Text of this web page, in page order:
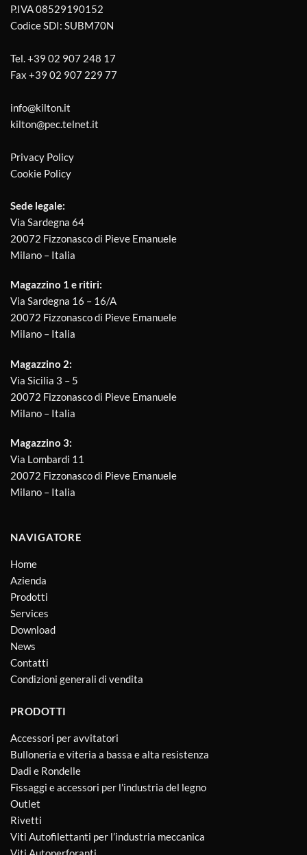
P.IVA 08529190152
Codice SDI: SUBM70N
Tel.+39 02 907 248 17
Fax +39 02 907 229 77
info@kilton.it
kilton@pec.telnet.it
Privacy Policy
Cookie Policy
Sede legale:
Via Sardegna 64
20072 Fizzonasco di Pieve Emanuele
Milano – Italia
Magazzino 1 e ritiri:
Via Sardegna 16 – 16/A
20072 Fizzonasco di Pieve Emanuele
Milano – Italia
Magazzino 2:
Via Sicilia 3 – 5
20072 Fizzonasco di Pieve Emanuele
Milano – Italia
Magazzino 3:
Via Lombardi 11
20072 Fizzonasco di Pieve Emanuele
Milano – Italia
NAVIGATORE
Home
Azienda
Prodotti
Services
Download
News
Contatti
Condizioni generali di vendita
PRODOTTI
Accessori per avvitatori
Bulloneria e viteria a bassa e alta resistenza
Dadi e Rondelle
Fissaggi e accessori per l'industria del legno
Outlet
Rivetti
Viti Autofilettanti per l’industria meccanica